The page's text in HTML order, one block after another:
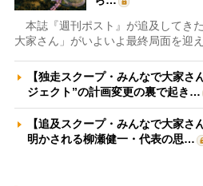
本誌『週刊ポスト』が追及してき
大家さん」がいよいよ最終局面を迎
【独走スクープ・みんなで大家さ
ジェクト”の計画変更の裏で起き…
【追及スクープ・みんなで大家さ
明かされる柳瀬健一・代表の思…